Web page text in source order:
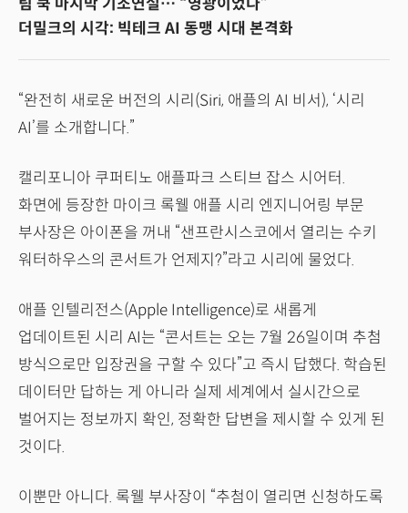
팀 쿡 마지막 기조연설… “영광이었다”
더밀크의 시각: 빅테크 AI 동맹 시대 본격화
“완전히 새로운 버전의 시리(Siri, 애플의 AI 비서), ‘시리
AI’를 소개합니다.”
캘리포니아 쿠퍼티노 애플파크 스티브 잡스 시어터.
화면에 등장한 마이크 록웰 애플 시리 엔지니어링 부문
부사장은 아이폰을 꺼내 “샌프란시스코에서 열리는 수키
워터하우스의 콘서트가 언제지?”라고 시리에 물었다.
애플 인텔리전스(Apple Intelligence)로 새롭게
업데이트된 시리 AI는 “콘서트는 오는 7월 26일이며 추첨
방식으로만 입장권을 구할 수 있다”고 즉시 답했다. 학습된
데이터만 답하는 게 아니라 실제 세계에서 실시간으로
벌어지는 정보까지 확인, 정확한 답변을 제시할 수 있게 된
것이다.
이뿐만 아니다. 록웰 부사장이 “추첨이 열리면 신청하도록